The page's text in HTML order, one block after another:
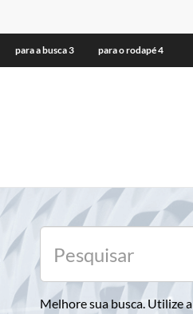
para a busca3 para o rodapé4
Melhore sua busca. Utilize a